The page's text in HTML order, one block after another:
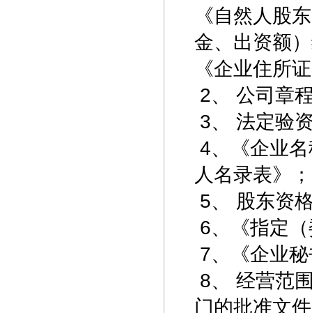
《自然人股
金、出资额
《企业住所
2、 公司章
3、 法定验
4、《企业
人名录表》；
5、 股东资
6、《指定
7、《企业
8、 经营范
门的批准文